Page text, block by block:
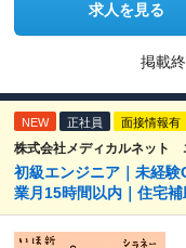
求人を見る
掲載
NEW 正社員 面接情報有
株式会社メディカルネット
初級エンジニア｜未経
業月15時間以内｜住宅